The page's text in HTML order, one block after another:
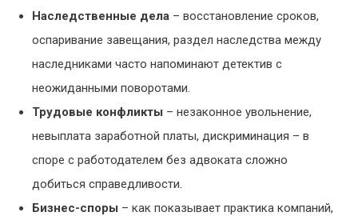
Наследственные дела – восстановление сроков,
оспаривание завещания, раздел наследства между
наследниками часто напоминают детектив с
неожиданными поворотами.
Трудовые конфликты – незаконное увольнение,
невыплата заработной платы, дискриминация – в
споре с работодателем без адвоката сложно
добиться справедливости.
Бизнес-споры – как показывает практика компаний,